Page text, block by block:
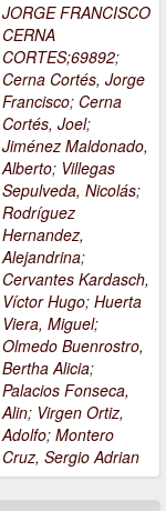
JORGE FRANCISCO
CERNA
CORTES;69892;
Cerna Cortés, Jorge
Francisco; Cerna
Cortés, Joel;
Jiménez Maldonado,
Alberto; Villegas
Sepulveda, Nicolás;
Rodríguez
Hernandez,
Alejandrina;
Cervantes Kardasch,
Víctor Hugo; Huerta
Viera, Miguel;
Olmedo Buenrostro,
Bertha Alicia;
Palacios Fonseca,
Alin; Virgen Ortiz,
Adolfo; Montero
Cruz, Sergio Adrian